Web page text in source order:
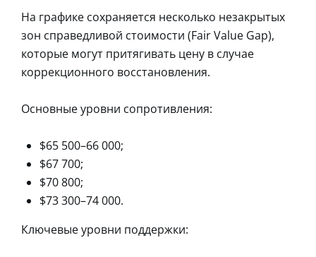
На графике сохраняется несколько незакрытых
зон справедливой стоимости (Fair Value Gap),
которые могут притягивать цену в случае
коррекционного восстановления.
Основные уровни сопротивления:
$65 500–66 000;
$67 700;
$70 800;
$73 300–74 000.
Ключевые уровни поддержки: